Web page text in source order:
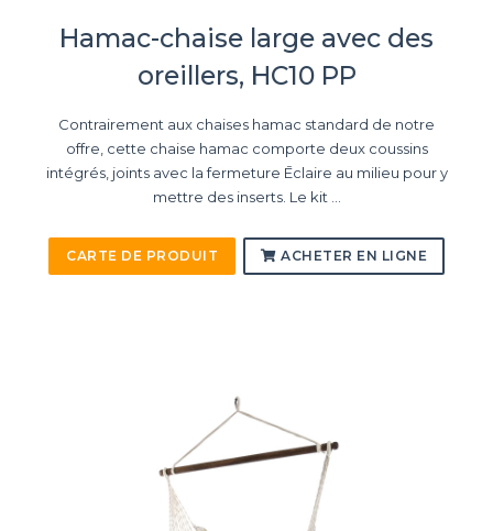
Hamac-chaise large avec des
oreillers, HC10 PP
Contrairement aux chaises hamac standard de notre
offre, cette chaise hamac comporte deux coussins
intégrés, joints avec la fermeture Ēclaire au milieu pour y
mettre des inserts. Le kit ...
CARTE DE PRODUIT ACHETER EN LIGNE